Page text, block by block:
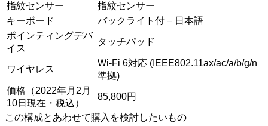
指紋センサー
指紋センサー
キーボード
バックライト付 – 日本語
ポインティングデバ
イス
タッチパッド
ワイヤレス
Wi-Fi 6対応 (IEEE802.11ax/ac/a/b/g/n
準拠)
価格（2022年月2月
10日現在・税込）
85,800円
この構成とあわせて購入を検討したいもの